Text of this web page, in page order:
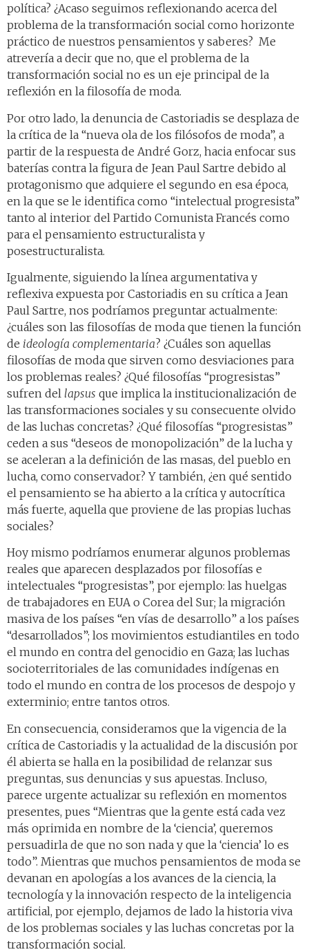
política? ¿Acaso seguimos reflexionando acerca del
problema de la transformación social como horizonte
práctico de nuestros pensamientos y saberes? Me
atrevería a decir que no, que el problema de la
transformación social no es un eje principal de la
reflexión en la filosofía de moda.
Por otro lado, la denuncia de Castoriadis se desplaza de
la crítica de la “nueva ola de los filósofos de moda”, a
partir de la respuesta de André Gorz, hacia enfocar sus
baterías contra la figura de Jean Paul Sartre debido al
protagonismo que adquiere el segundo en esa época,
en la que se le identifica como “intelectual progresista”
tanto al interior del Partido Comunista Francés como
para el pensamiento estructuralista y
posestructuralista.
Igualmente, siguiendo la línea argumentativa y
reflexiva expuesta por Castoriadis en su crítica a Jean
Paul Sartre, nos podríamos preguntar actualmente:
¿cuáles son las filosofías de moda que tienen la función
de ideología complementaria? ¿Cuáles son aquellas
filosofías de moda que sirven como desviaciones para
los problemas reales? ¿Qué filosofías “progresistas”
sufren del lapsus que implica la institucionalización de
las transformaciones sociales y su consecuente olvido
de las luchas concretas? ¿Qué filosofías “progresistas”
ceden a sus “deseos de monopolización” de la lucha y
se aceleran a la definición de las masas, del pueblo en
lucha, como conservador? Y también, ¿en qué sentido
el pensamiento se ha abierto a la crítica y autocrítica
más fuerte, aquella que proviene de las propias luchas
sociales?
Hoy mismo podríamos enumerar algunos problemas
reales que aparecen desplazados por filosofías e
intelectuales “progresistas”, por ejemplo: las huelgas
de trabajadores en EUA o Corea del Sur; la migración
masiva de los países “en vías de desarrollo” a los países
“desarrollados”; los movimientos estudiantiles en todo
el mundo en contra del genocidio en Gaza; las luchas
socioterritoriales de las comunidades indígenas en
todo el mundo en contra de los procesos de despojo y
exterminio; entre tantos otros.
En consecuencia, consideramos que la vigencia de la
crítica de Castoriadis y la actualidad de la discusión por
él abierta se halla en la posibilidad de relanzar sus
preguntas, sus denuncias y sus apuestas. Incluso,
parece urgente actualizar su reflexión en momentos
presentes, pues “Mientras que la gente está cada vez
más oprimida en nombre de la ‘ciencia’, queremos
persuadirla de que no son nada y que la ‘ciencia’ lo es
todo”. Mientras que muchos pensamientos de moda se
devanan en apologías a los avances de la ciencia, la
tecnología y la innovación respecto de la inteligencia
artificial, por ejemplo, dejamos de lado la historia viva
de los problemas sociales y las luchas concretas por la
transformación social.